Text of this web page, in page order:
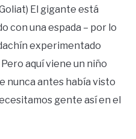
El gigante está
con una espada – por lo
experimentado
aquí viene un niño
nunca antes había visto
gente así en el